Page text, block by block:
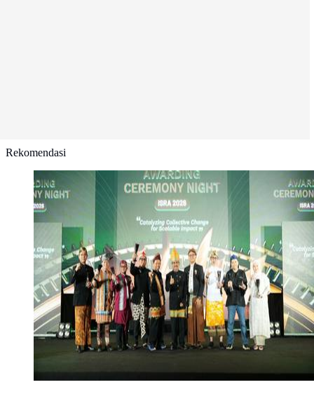
Rekomendasi